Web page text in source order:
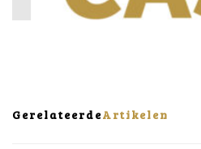
GerelateerdeArtikelen